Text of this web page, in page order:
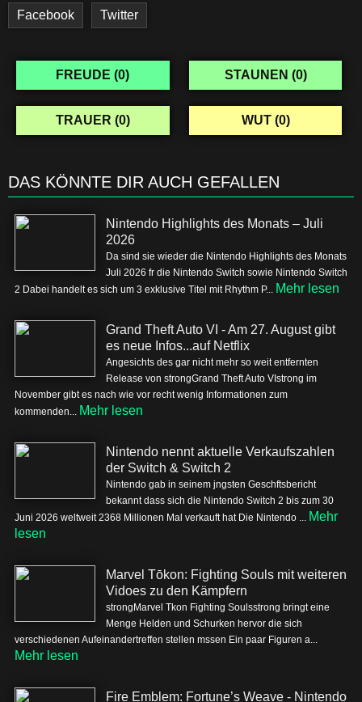
Facebook Twitter
FREUDE (0) STAUNEN (0)
TRAUER (0) WUT (0)
DAS KÖNNTE DIR AUCH GEFALLEN
Nintendo Highlights des Monats – Juli
2026
Da sind sie wieder die Nintendo Highlights des Monats
Juli 2026 fr die Nintendo Switch sowie Nintendo Switch
2 Dabei handelt es sich um 3 exklusive Titel mit Rhythm P... Mehr lesen
Grand Theft Auto VI - Am 27. August gibt
es neue Infos...auf Netflix
Angesichts des gar nicht mehr so weit entfernten
Release von strongGrand Theft Auto VIstrong im
November gibt es nach wie vor recht wenig Informationen zum
kommenden... Mehr lesen
Nintendo nennt aktuelle Verkaufszahlen
der Switch & Switch 2
Nintendo gab in seinem jngsten Geschftsbericht
bekannt dass sich die Nintendo Switch 2 bis zum 30
Juni 2026 weltweit 2368 Millionen Mal verkauft hat Die Nintendo ... Mehr
lesen
Marvel Tōkon: Fighting Souls mit weiteren
Vidoes zu den Kämpfern
strongMarvel Tkon Fighting Soulsstrong bringt eine
Menge Helden und Schurken hervor die sich
verschiedenen Aufeinandertreffen stellen mssen Ein paar Figuren a...
Mehr lesen
Fire Emblem: Fortune’s Weave - Nintendo